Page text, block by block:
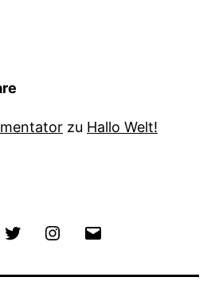
zu Hallo Welt!
Twitter Instagram